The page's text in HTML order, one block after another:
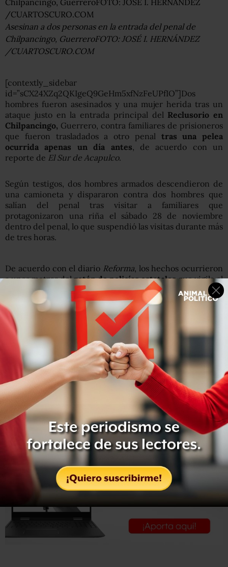
Asesinan a dos personas en la entrada del penal de
Chilpancingo, GuerreroFOTO: JOSÉ I. HERNÁNDEZ
/CUARTOSCURO.COM
[contextly_sidebar
id=”sCX24XZq2QKIgeQ9GeHm5xfNzFeUPfIO”]Dos
hombres fueron asesinados y una mujer herida tras un
ataque justo en la entrada principal del Reclusorio en
Chilpancingo, Guerrero, contra familiares de prisioneros
que fueron trasladados a otro penal tras una pelea
ocurrida apenas un día antes, de acuerdo con un
reporte de El Sur de Acapulco.
Según testigos, dos hombres armados descendieron de
una camioneta y dispararon contra dos hombres que
salían del penal tras visitar a familiares que
protagonizaron una riña el sábado 28 de noviembre
dentro del penal, lo que suspendió las visitas durante más
de tres horas.
De acuerdo con el diario Reforma, los hechos ocurrieron
a unos metros delretén de policías estatales que vigila el
acceso del penal.
La última actualización de los datos sobre incidencia
delictiva del Sistema Nacional de Seguridad Pública,
arrojan queGuerrero es el estado del país en donde se
registra la segunda mayor cantidad de víctimas de
homicidio, y tiene la mayor tasa con 46.2 asesinatos por
cien mil habitantes. Supera por mucho al segundo sitio
que es Sinaloa con una tasa de 27 asesinatos por cien mil
habitantes.